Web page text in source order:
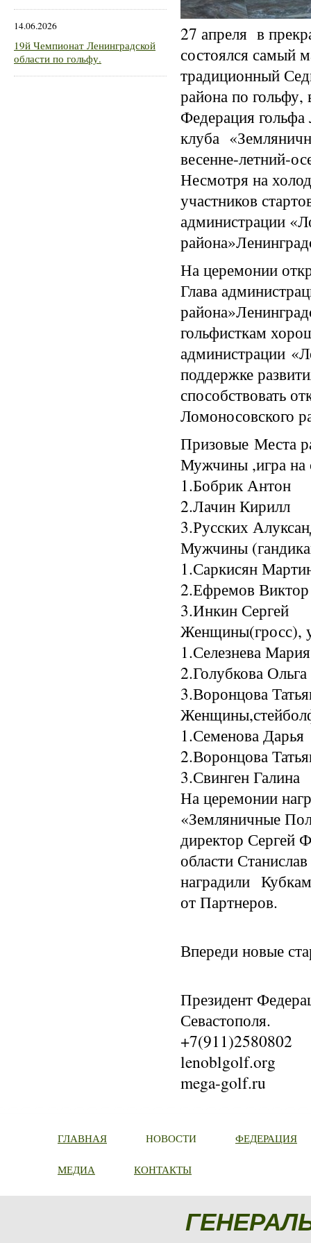
14.06.2026
19й Чемпионат Ленинградской
области по гольфу.
27 апреля в
состоялся самый
традиционный
района по
Федерация
клуба
весенне-летний-
Несмотря на
участников
администрации
На церемонии
Глава
гольфисткам
администрации
поддержке
способствовать
Ломоносовского
Призовые Места
Мужчины ,игра на
1.Бобрик
2.Лачин
3.Русских
Мужчины
1.Саркисян
2.Ефремов
3.Инкин
Женщины(гросс),
1.Селезнева
2.Голубкова
3.Воронцова
1.Семенова
2.Воронцова
3.Свинген
На церемонии
«Земляничные
директор Сергей
области
наградили
от Партнеров.
Впереди новые
Президент
Севастополя.
+7(911)2580802
lenoblgolf.org
mega-golf.ru
ГЛАВНАЯ НОВОСТИ ФЕДЕРАЦИЯ
МЕДИА КОНТАКТЫ